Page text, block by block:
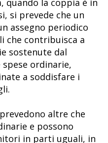
quando la coppia è in
si prevede che un
assegno periodico
che contribuisca a
sostenute dal
ordinarie,
a soddisfare i
altre che
e possono
in parti uguali, in